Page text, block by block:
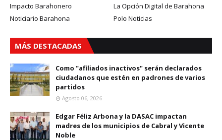
Impacto Barahonero
La Opción Digital de Barahona
Noticiario Barahona
Polo Noticias
MÁS DESTACADAS
Como "afiliados inactivos" serán declarados
ciudadanos que estén en padrones de varios
partidos
Agosto 06, 2026
Edgar Féliz Arbona y la DASAC impactan
madres de los municipios de Cabral y Vicente
Noble